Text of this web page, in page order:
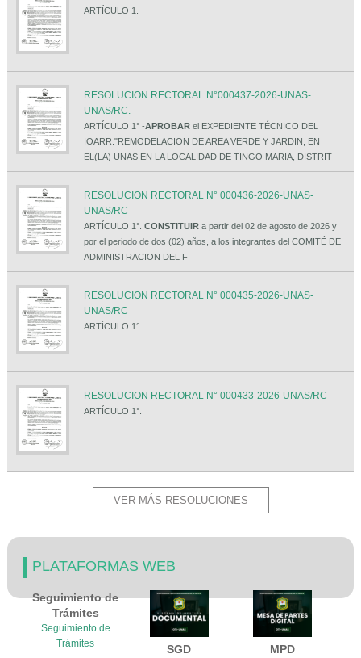
ARTÍCULO 1.
RESOLUCION RECTORAL N°000437-2026-UNAS-
UNAS/RC.
ARTÍCULO 1° -APROBAR el EXPEDIENTE TÉCNICO DEL
IOARR:"REMODELACION DE AREA VERDE Y JARDIN; EN
EL(LA) UNAS EN LA LOCALIDAD DE TINGO MARIA, DISTRIT
RESOLUCION RECTORAL N° 000436-2026-UNAS-
UNAS/RC
ARTÍCULO 1°. CONSTITUIRa partir del 02 de agosto de 2026 y
por el periodo de dos (02) años, a los integrantes del COMITÉ DE
ADMINISTRACION DEL F
RESOLUCION RECTORAL N° 000435-2026-UNAS-
UNAS/RC
ARTÍCULO 1°.
RESOLUCION RECTORAL N° 000433-2026-UNAS/RC
ARTÍCULO 1°.
VER MÁS RESOLUCIONES
PLATAFORMAS WEB
Seguimiento de
Trámites
Seguimiento de
Trámites
SGD MPD